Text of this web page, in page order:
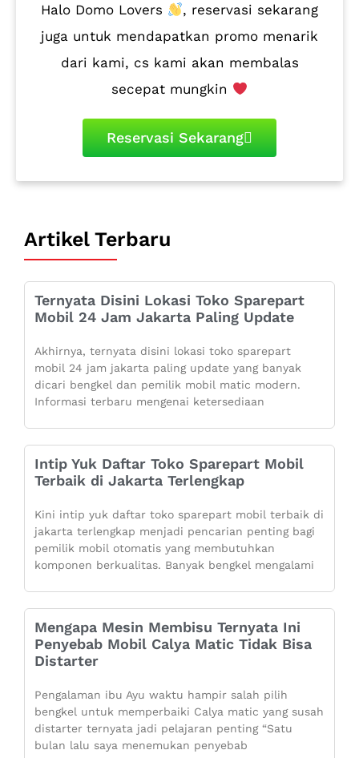
Halo Domo Lovers
, reservasi sekarang
juga untuk mendapatkan promo menarik
dari kami, cs kami akan membalas
secepat mungkin
Reservasi Sekarang
Artikel Terbaru
Ternyata Disini Lokasi Toko Sparepart
Mobil 24 Jam Jakarta Paling Update
Akhirnya, ternyata disini lokasi toko sparepart
mobil 24 jam jakarta paling update yang banyak
dicari bengkel dan pemilik mobil matic modern.
Informasi terbaru mengenai ketersediaan
Intip Yuk Daftar Toko Sparepart Mobil
Terbaik di Jakarta Terlengkap
Kini intip yuk daftar toko sparepart mobil terbaik di
jakarta terlengkap menjadi pencarian penting bagi
pemilik mobil otomatis yang membutuhkan
komponen berkualitas. Banyak bengkel mengalami
Mengapa Mesin Membisu Ternyata Ini
Penyebab Mobil Calya Matic Tidak Bisa
Distarter
Pengalaman ibu Ayu waktu hampir salah pilih
bengkel untuk memperbaiki Calya matic yang susah
distarter ternyata jadi pelajaran penting “Satu
bulan lalu saya menemukan penyebab